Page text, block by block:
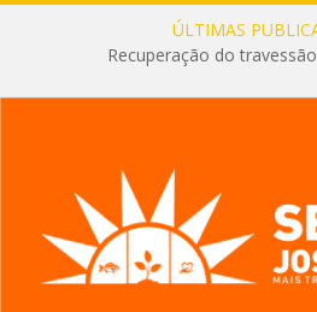
ÚLTIMAS
Recuperação do